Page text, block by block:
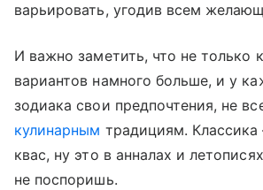
варьировать, угодив всем
И важно заметить, что не только
вариантов намного больше, и у
зодиака свои предпочтения, не
кулинарным традициям.
квас, ну это в анналах и
не поспоришь.